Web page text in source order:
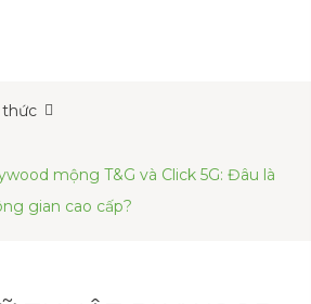
thức
mộng T&G và Click 5G: Đâu là
gian cao cấp?